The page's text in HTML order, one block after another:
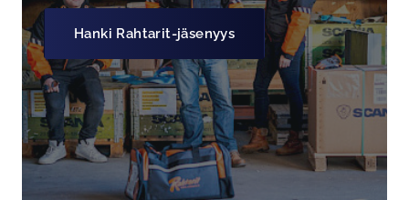
Hanki Rahtarit-jäsenyys